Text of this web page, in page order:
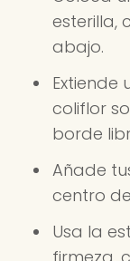
esterilla,
abajo.
coliflor
borde
Añade
centro
Usa la